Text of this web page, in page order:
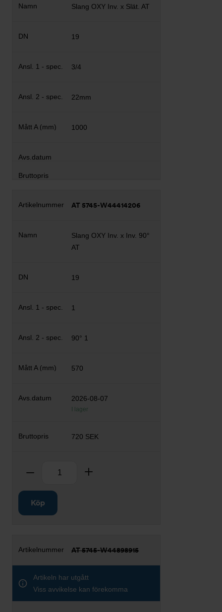
Slang OXY Inv. x Slät. AT
19
3/4
22mm
1000
AT 5745-W44414206
Slang OXY Inv. x Inv. 90°
AT
19
1
90° 1
570
2026-08-07
I lager
720 SEK
Ta bort
Köp
AT 5745-W44898915
Artikeln har utgått
Viss avvikelse kan förekomma